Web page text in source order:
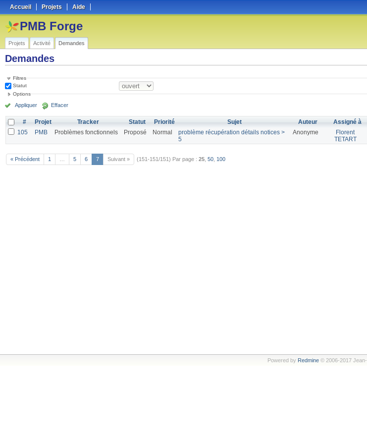
Accueil Projets Aide
PMB Forge
Projets Activité Demandes
Demandes
Filtres
Statut
Options
Appliquer Effacer
# Projet Tracker Statut Priorité Sujet Auteur Assigné à
105
PMB Problèmes fonctionnels Proposé Normal
problème récupération détails notices >
5
Anonyme
Florent
TETART
« Précédent 1 5 6 7 Suivant » (151-151/151) Par page : 25 50 100
Powered by Redmine© 2006-2017 Jean-